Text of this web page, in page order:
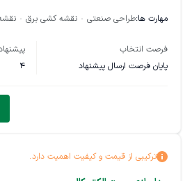
یخچال‌ها، بالابر و …)
جانمایی پریزهای عمومی و تخصصی
مهارت ها:طراحی صنعتی نقشه کشی برق
فرصت انتخاب
پایان فرصت ارسال پیشنهاد
4
ترکیبی از قیمت و کیفیت اهمیت دارد.